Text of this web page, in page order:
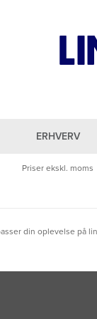
ERHVERV
Priser ekskl. moms
din oplevelse på